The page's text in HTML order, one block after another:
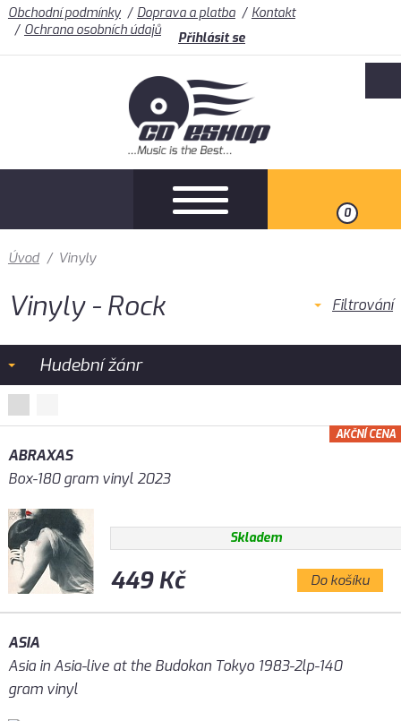
Obchodní podmínky Doprava a platba
Kontakt
Ochrana osobních údajů
Přihlásit se
0
Úvod / Vinyly
Vinyly - Rock Filtrování
Hudební žánr
ABRAXAS
Box-180 gram vinyl 2023
Skladem
449 Kč Do košíku
AKČNÍ CENA
ASIA
Asia in Asia-live at the Budokan Tokyo 1983-2lp-140
gram vinyl